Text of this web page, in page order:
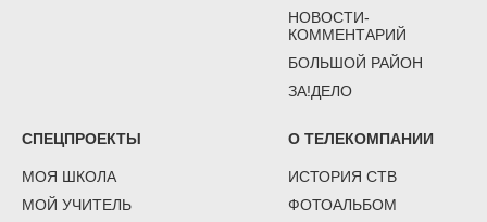
НОВОСТИ-
КОММЕНТАРИЙ
БОЛЬШОЙ РАЙОН
ЗА!ДЕЛО
СПЕЦПРОЕКТЫ
МОЯ ШКОЛА
МОЙ УЧИТЕЛЬ
О ТЕЛЕКОМПАНИИ
ИСТОРИЯ СТВ
ФОТОАЛЬБОМ